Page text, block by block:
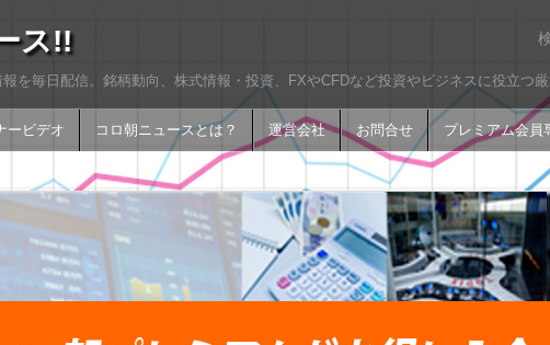
ス!!
を毎日配信。銘柄動向、株式情報・投資、FXやCFDなど投資やビジネスに役立つ
ービデオ コロ朝ニュースとは？ 運営会社 お問合せ プレミアム会員